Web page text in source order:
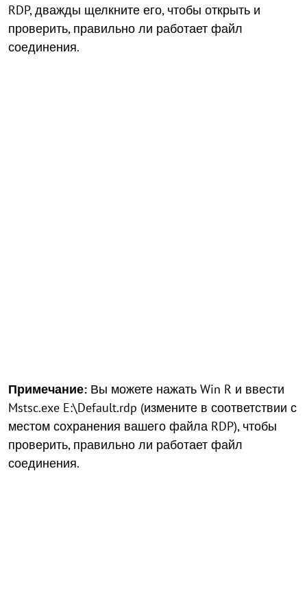
RDP, дважды щелкните его, чтобы открыть и
проверить, правильно ли работает файл
соединения.
Примечание: Вы можете нажать Win R и ввести
Mstsc.exe E:\Default.rdp (измените в соответствии с
местом сохранения вашего файла RDP), чтобы
проверить, правильно ли работает файл
соединения.